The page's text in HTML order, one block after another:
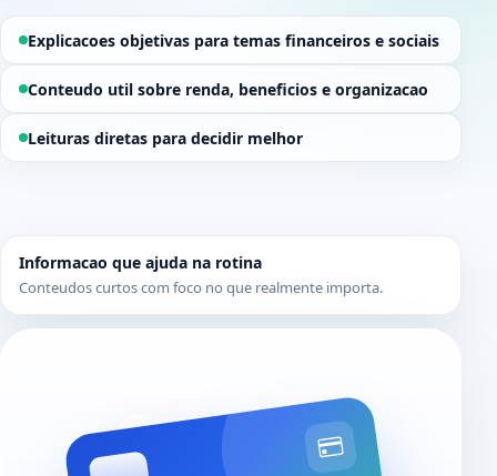
Explicacoes objetivas para temas financeiros e sociais
Conteudo util sobre renda, beneficios e organizacao
Leituras diretas para decidir melhor
Informacao que ajuda na rotina
Conteudos curtos com foco no que realmente importa.